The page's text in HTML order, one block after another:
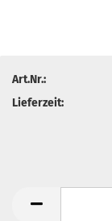
Art.Nr.:
Lieferzeit: